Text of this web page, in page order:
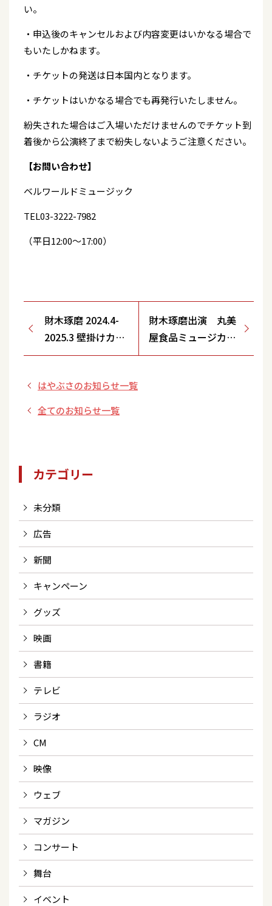
い。
・申込後のキャンセルおよび内容変更はいかなる場合で
もいたしかねます。
・チケットの発送は日本国内となります。
・チケットはいかなる場合でも再発行いたしません。
紛失された場合はご入場いただけませんのでチケット到
着後から公演終了まで紛失しないようご注意ください。
【お問い合わせ】
ベルワールドミュージック
TEL03-3222-7982
（平日12:00～17:00）
財木琢磨 2024.4-
2025.3 壁掛けカレ
ンダー＆卓上カレ
定！ 長良本舗にて
先行予約受付スタ
財木琢磨出演 丸美
屋食品ミュージカル
「アニー」メインビ
はやぶさのお知らせ一覧
全てのお知らせ一覧
カテゴリー
未分類
広告
新聞
キャンペーン
グッズ
映画
書籍
テレビ
ラジオ
CM
映像
ウェブ
マガジン
コンサート
舞台
イベント